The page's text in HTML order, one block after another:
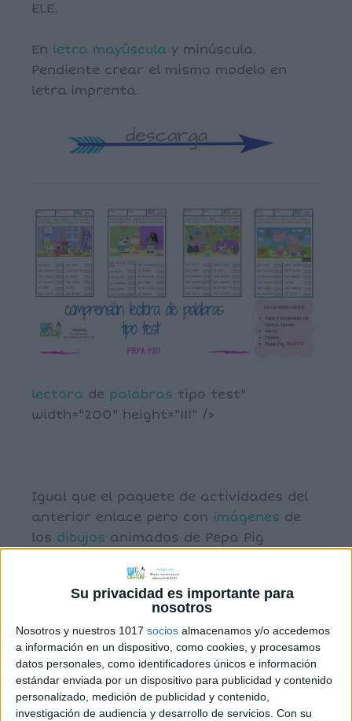
Su privacidad es importante para
nosotros
Nosotros y nuestros 1017 socios almacenamos y/o accedemos
a información en un dispositivo, como cookies, y procesamos
datos personales, como identificadores únicos e información
estándar enviada por un dispositivo para publicidad y contenido
personalizado, medición de publicidad y contenido,
investigación de audiencia y desarrollo de servicios. Con su
ELE.
En letra mayúscula y minúscula.
Pendiente crear el mismo modelo en
letra imprenta.
lectora de palabras tipo test"
width="200" height="111" />
Igual que el paquete de actividades del
anterior enlace pero con imágenes de
los dibujos animados de Pepa Pig